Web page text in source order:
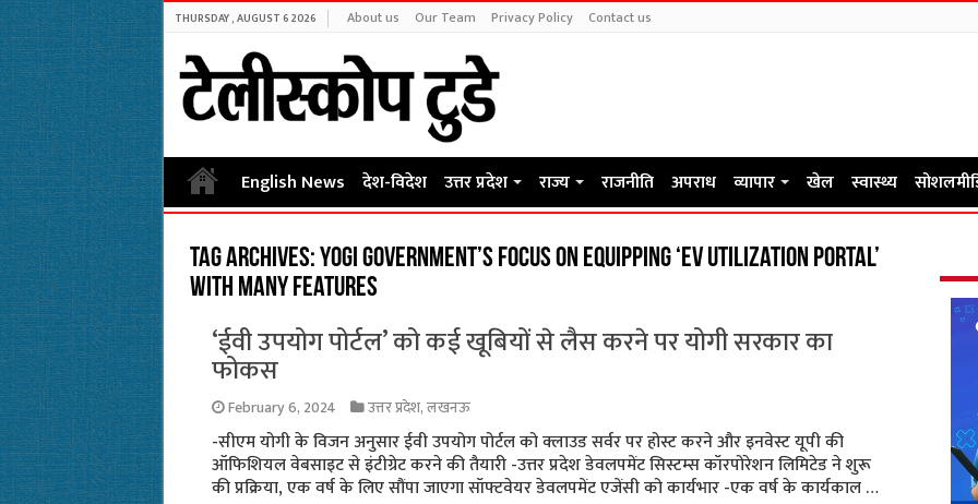
THURSDAY , AUGUST 6 2026 About us Our Team Privacy Policy Contact us
English News देश-विदेश उत्तर प्रदेश राज्य राजनीति अपराध व्यापार खेल स्वास्थ्य
Tag Archives:Yogi government’s focus on equipping ‘EV Utilization Portal’
with many features
‘ईवी उपयोग पोर्टल’ को कई खूबियों से लैस करने पर योगी सरकार का
फोकस
February 6, 2024 उत्तर प्रदेश,लखनऊ
-सीएम योगी के विजन अनुसार ईवी उपयोग पोर्टल को क्लाउड सर्वर पर होस्ट करने और इनवेस्ट यूपी की
ऑफिशियल वेबसाइट से इंटीग्रेट करने की तैयारी -उत्तर प्रदेश डेवलपमेंट सिस्टम्स कॉरपोरेशन लिमिटेड ने शुरू
की प्रक्रिया, एक वर्ष के लिए सौंपा जाएगा सॉफ्टवेयर डेवलपमेंट एजेंसी को कार्यभार -एक वर्ष के कार्यकाल …